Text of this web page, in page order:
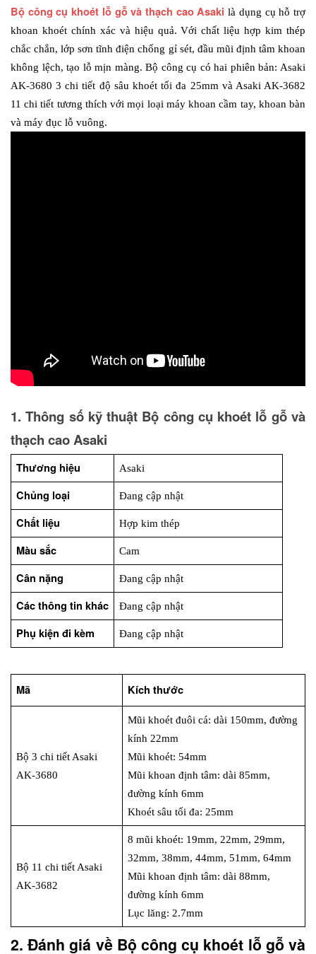
Bộ công cụ khoét lỗ gỗ và thạch cao Asaki là dụng cụ hỗ trợ
khoan khoét chính xác và hiệu quả. Với chất liệu hợp kim thép
chắc chắn, lớp sơn tĩnh điện chống gỉ sét, đầu mũi định tâm khoan
không lệch, tạo lỗ mịn màng. Bộ công cụ có hai phiên bản: Asaki
AK-3680 3 chi tiết độ sâu khoét tối đa 25mm và Asaki AK-3682
11 chi tiết tương thích với mọi loại máy khoan cầm tay, khoan bàn
và máy đục lỗ vuông.
1. Thông số kỹ thuật Bộ công cụ khoét lỗ gỗ và
thạch cao Asaki
Thương hiệu Asaki
Chủng loại Đang cập nhật
Chất liệu Hợp kim thép
Màu sắc Cam
Cân nặng Đang cập nhật
Các thông tin khác Đang cập nhật
Phụ kiện đi kèm Đang cập nhật
Mã Kích thước
Bộ 3 chi tiết Asaki
AK-3680
Mũi khoét đuôi cá: dài 150mm, đường
kính 22mm
Mũi khoét: 54mm
Mũi khoan định tâm: dài 85mm,
đường kính 6mm
Khoét sâu tối đa: 25mm
Bộ 11 chi tiết Asaki
AK-3682
8 mũi khoét: 19mm, 22mm, 29mm,
32mm, 38mm, 44mm, 51mm, 64mm
Mũi khoan định tâm: dài 88mm,
đường kính 6mm
Lục lăng: 2.7mm
2. Đánh giá về Bộ công cụ khoét lỗ gỗ và